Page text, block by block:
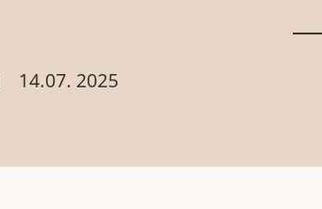
14.07. 2025